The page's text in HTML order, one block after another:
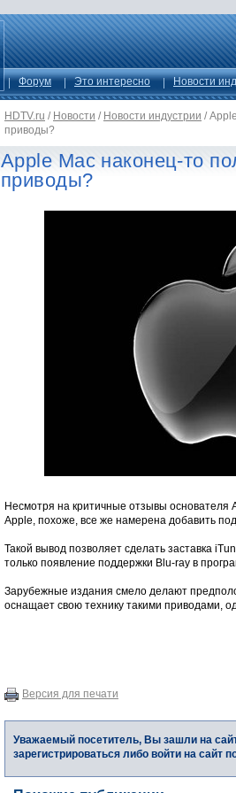
Форум Это интересно Новости
HDTV.ru / Новости / Новости индустрии /
приводы?
Apple Mac наконец-то
приводы?
Несмотря на критичные отзывы
Apple, похоже, все же намерена добавить
Такой вывод позволяет сделать заставка
только появление поддержки Blu-ray в
Зарубежные издания смело делают
оснащает свою технику такими приводами,
Версия для печати
Уважаемый посетитель, Вы зашли на
зарегистрироваться либо войти на сайт